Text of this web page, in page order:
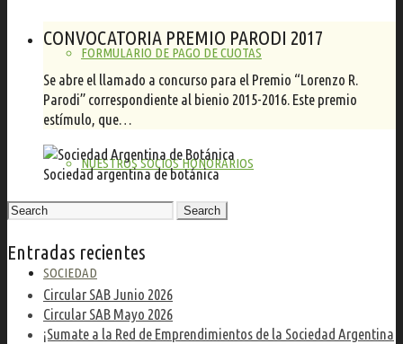
FORMULARIO DE PAGO DE CUOTAS
NUESTROS SOCIOS HONORARIOS
SOCIEDAD
CONVOCATORIA PREMIO PARODI 2017
Se abre el llamado a concurso para el Premio “Lorenzo R.
Parodi” correspondiente al bienio 2015-2016. Este premio
estímulo, que…
Sociedad argentina de botánica
Search
Entradas recientes
Circular SAB Junio 2026
Circular SAB Mayo 2026
¡Sumate a la Red de Emprendimientos de la Sociedad Argentina